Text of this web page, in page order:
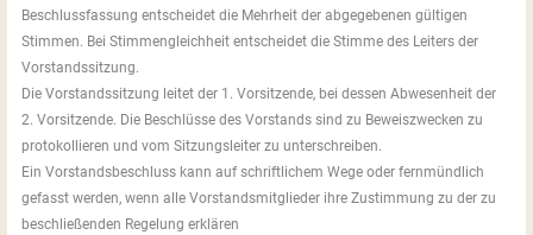
Beschlussfassung entscheidet die Mehrheit der abgegebenen gültigen
Stimmen. Bei Stimmengleichheit entscheidet die Stimme des Leiters der
Vorstandssitzung.
Die Vorstandssitzung leitet der 1. Vorsitzende, bei dessen Abwesenheit der
2. Vorsitzende. Die Beschlüsse des Vorstands sind zu Beweiszwecken zu
protokollieren und vom Sitzungsleiter zu unterschreiben.
Ein Vorstandsbeschluss kann auf schriftlichem Wege oder fernmündlich
gefasst werden, wenn alle Vorstandsmitglieder ihre Zustimmung zu der zu
beschließenden Regelung erklären